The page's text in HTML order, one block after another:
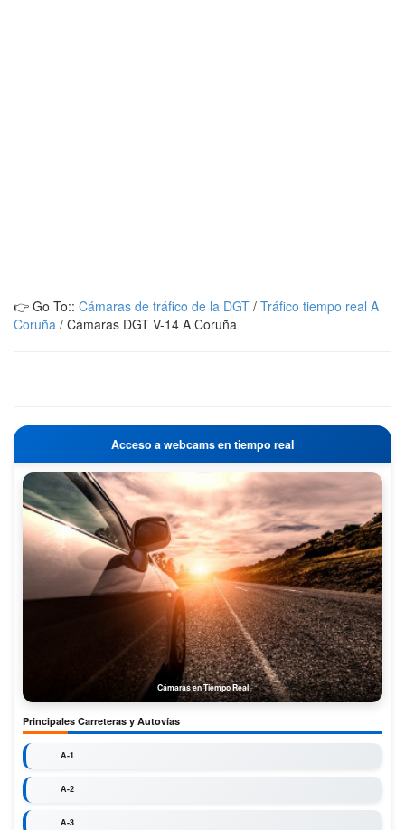
👉 Go To:: Cámaras de tráfico de la DGT / Tráfico tiempo real A
Coruña / Cámaras DGT V-14 A Coruña
Acceso a webcams en tiempo real
Cámaras en Tiempo Real
Principales Carreteras y Autovías
A-1
A-2
A-3